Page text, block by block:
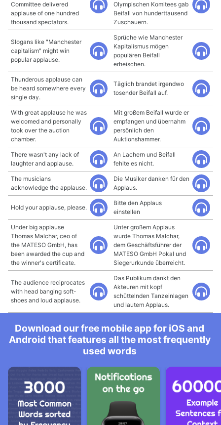
Committee delivered
applause of one hundred
thousand spectators.
Olympischen Komitees gab
Beifall von hunderttausend
Zuschauern.
Slogans like "Manchester
capitalism" might win
popular applause.
Sprüche wie Manchester
Kapitalismus mögen
populären Beifall
erheischen.
Thunderous applause can
be heard somewhere every
single day.
Täglich brandet irgendwo
tosender Beifall auf.
With great applause he was
welcomed and personally
took over the auction
chamber.
Mit großem Beifall wurde er
empfangen und übernahm
persönlich den
Auktionshammer.
There wasn't any lack of
laughter and applause.
An Lachern und Beifall
fehlte es nicht.
The musicians
acknowledge the applause.
Die Musiker danken für den
Applaus.
Hold your applause, please.
Bitte den Applaus
einstellen
Under big applause
Thomas Malchar, ceo of
the MATESO GmbH, has
been awarded the cup and
the winner's certificate.
Unter großem Applaus
wurde Thomas Malchar,
dem Geschäftsführer der
MATESO GmbH Pokal und
Siegerurkunde überreicht.
The audience reciprocates
with head banging soft-
shoes and loud applause.
Das Publikum dankt den
Akteuren mit kopf
schüttelnden Tanzeinlagen
und lautem Applaus.
Download our free mobile app for iOS and
Android that features all the most frequently
used words